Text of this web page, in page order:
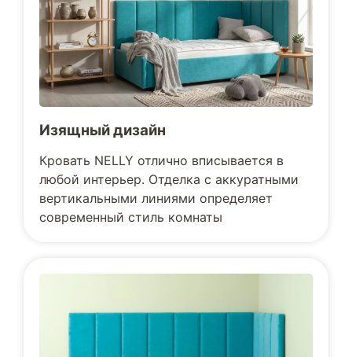
Изящный дизайн
Кровать NELLY отлично вписывается в
любой интерьер. Отделка с аккуратными
вертикальными линиями определяет
современный стиль комнаты